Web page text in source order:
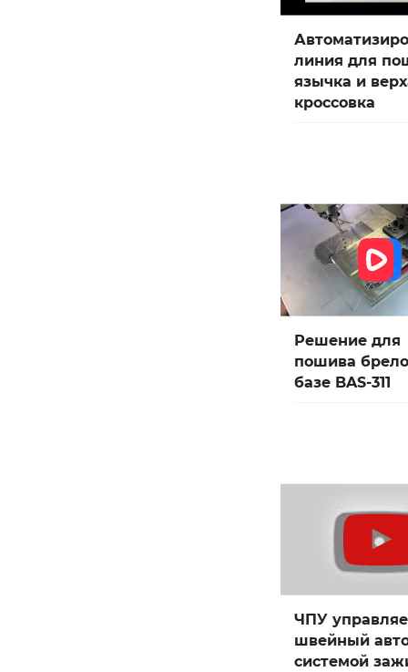
линия для
язычка и
кроссовка
Решение для
пошива
базе BAS-311
ЧПУ
швейный
системой